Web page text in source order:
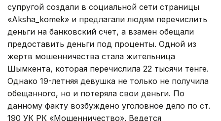
супругой создали в социальной сети страницы
«Aksha_komek» и предлагали людям перечислить
деньги на банковский счет, а взамен обещали
предоставить деньги под проценты. Одной из
жертв мошенничества стала жительница
Шымкента, которая перечислила 22 тысячи тенге.
Однако 19-летняя девушка не только не получила
обещанного, но и потеряла свои деньги. По
данному факту возбуждено уголовное дело по ст.
190 УК РК «Мошенничество». Ведется